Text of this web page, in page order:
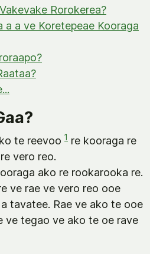
Rorokerea?
a a ve Koretepeae Kooraga
te reevoo 1 re kooraga re
vero reo.
ako re rookarooka re.
ve rae ve vero reo ooe
tavatee. Rae ve ako te ooe
ve tegao ve ako te oe rave